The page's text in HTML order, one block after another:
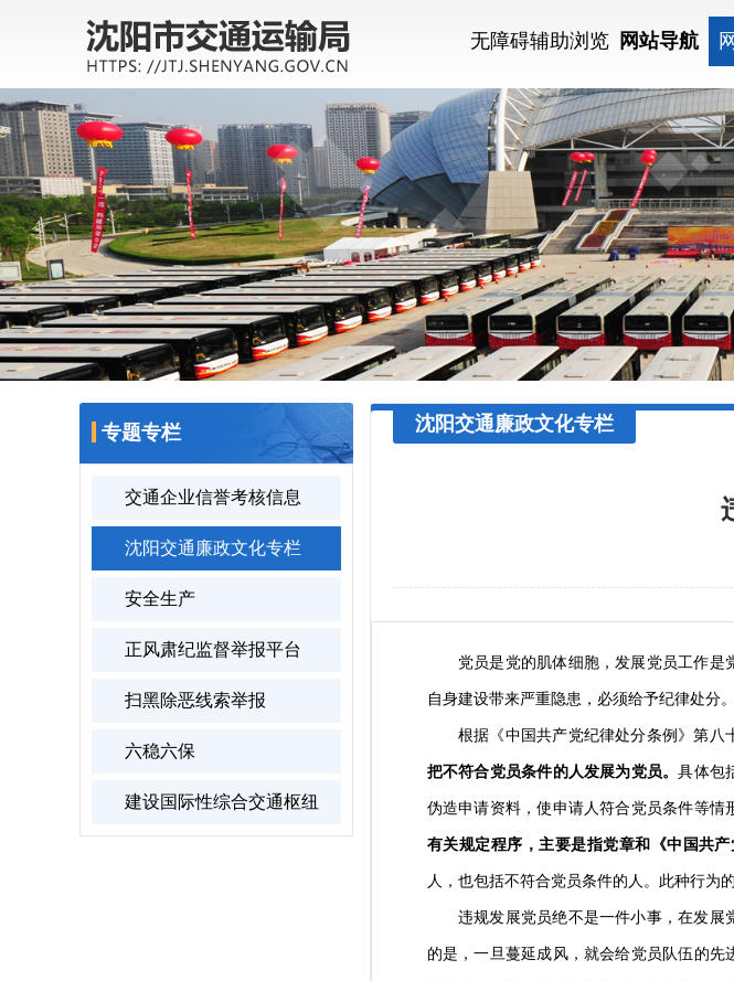
无障碍辅助浏览 网站导航
专题专栏
交通企业信誉考核信息
沈阳交通廉政文化专栏
安全生产
正风肃纪监督举报平台
扫黑除恶线索举报
六稳六保
建设国际性综合交通枢纽
沈阳交通廉政文化专栏
党员是党的肌体细胞，发展党员工作是
自身建设带来严重隐患，必须给予纪律处分。
根据《中国共产党纪律处分条例》第八
把不符合党员条件的人发展为党员。具体包
伪造申请资料，使申请人符合党员条件等情
有关规定程序，主要是指党章和《中国共
人，也包括不符合党员条件的人。此种行为
违规发展党员绝不是一件小事，在发展
的是，一旦蔓延成风，就会给党员队伍的